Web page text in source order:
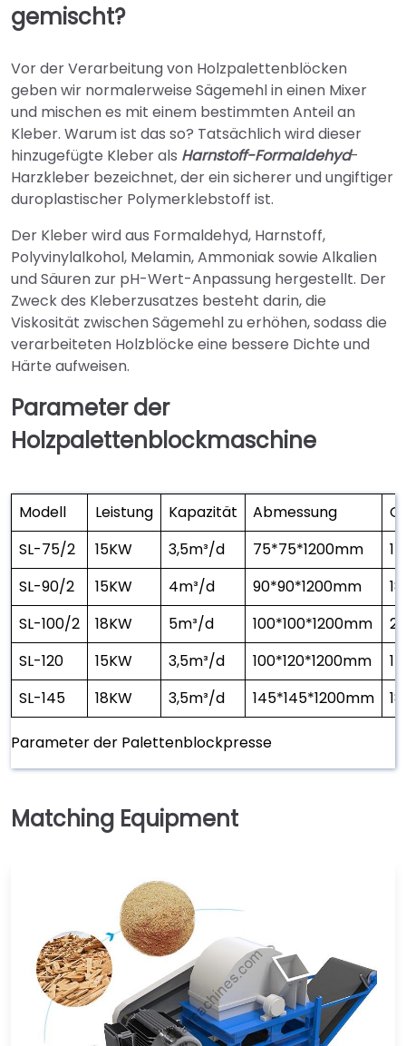
gemischt?
Vor der Verarbeitung von Holzpalettenblöcken
geben wir normalerweise Sägemehl in einen Mixer
und mischen es mit einem bestimmten Anteil an
Kleber. Warum ist das so? Tatsächlich wird dieser
hinzugefügte Kleber als Harnstoff-Formaldehyd-
Harzkleber bezeichnet, der ein sicherer und ungiftiger
duroplastischer Polymerklebstoff ist.
Der Kleber wird aus Formaldehyd, Harnstoff,
Polyvinylalkohol, Melamin, Ammoniak sowie Alkalien
und Säuren zur pH-Wert-Anpassung hergestellt. Der
Zweck des Kleberzusatzes besteht darin, die
Viskosität zwischen Sägemehl zu erhöhen, sodass die
verarbeiteten Holzblöcke eine bessere Dichte und
Härte aufweisen.
Parameter der
Holzpalettenblockmaschine
Modell Leistung Kapazität Abmessung
SL-75/2
15KW 3,5m³/d 75*75*1200mm
SL-90/2
15KW 4m³/d 90*90*1200mm
SL-100/2
18KW 5m³/d 100*100*1200mm
SL-120
15KW 3,5m³/d 100*120*1200mm
SL-145
18KW 3,5m³/d 145*145*1200mm
Parameter der Palettenblockpresse